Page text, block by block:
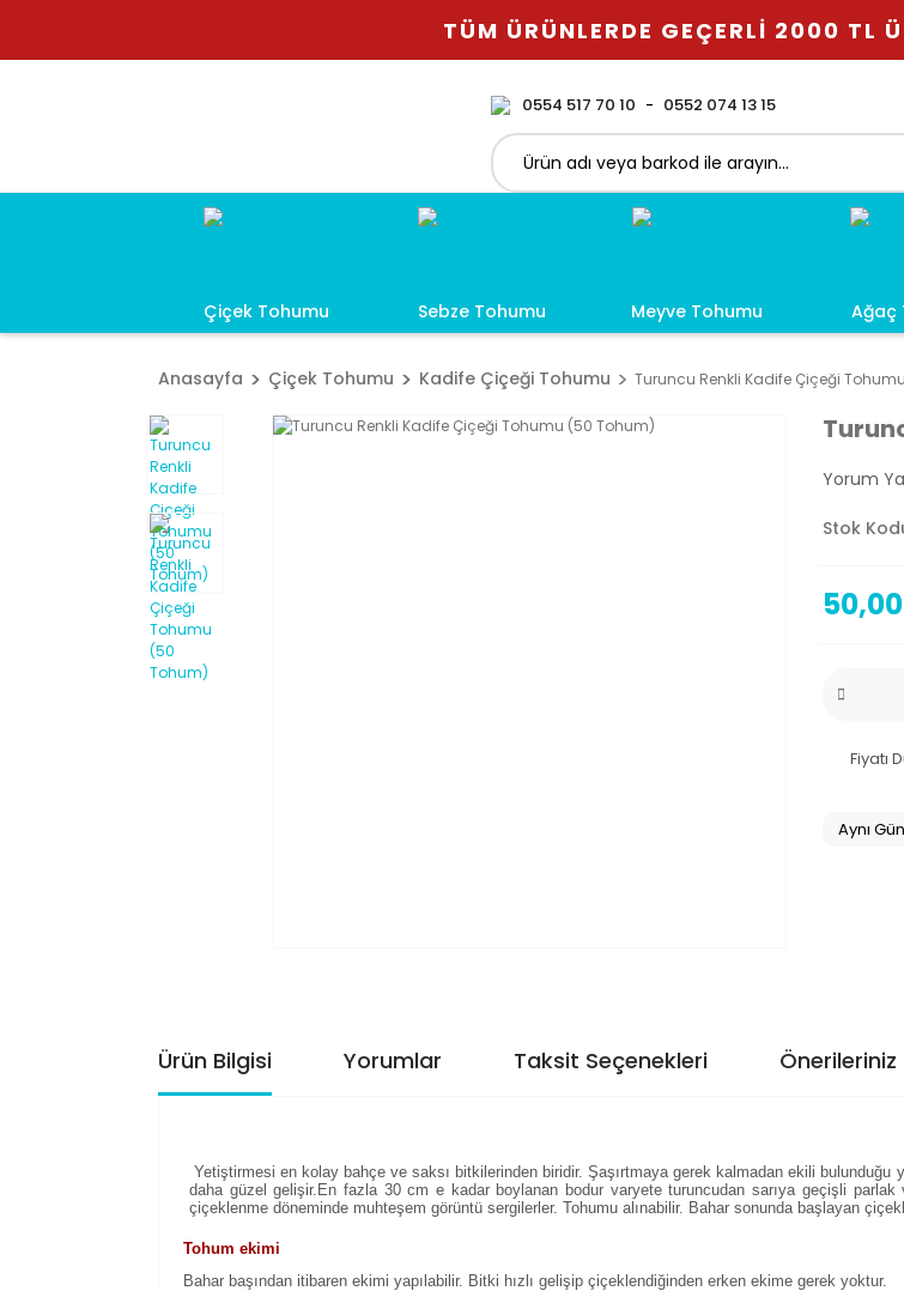
TÜM ÜRÜNLERDE GEÇERLİ 2000 TL
0554 517 70 10 0552 074 13 15
Çiçek Tohumu Sebze Tohumu Meyve Tohumu Ağaç
Anasayfa Çiçek Tohumu Kadife Çiçeği Tohumu Turuncu Renkli Kadife Çiçeği
Yorum
Stok
Fiyatı
Aynı
Ürün Bilgisi Yorumlar Taksit Seçenekleri Önerileriniz
Yetiştirmesi en kolay bahçe ve saksı bitkilerinden biridir. Şaşırtmaya gerek kalmadan ekili
daha güzel gelişir.En fazla 30 cm e kadar boylanan bodur varyete turuncudan sarıya geçişli
çiçeklenme döneminde muhteşem görüntü sergilerler. Tohumu alınabilir. Bahar sonunda başlayan
Tohum ekimi
Bahar başından itibaren ekimi yapılabilir. Bitki hızlı gelişip çiçeklendiğinden erken ekime gerek yoktur.